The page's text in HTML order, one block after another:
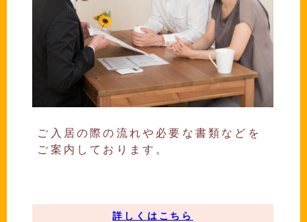
ご入居の際の流れや必要な書類などを
ご案内しております。
詳しくはこちら